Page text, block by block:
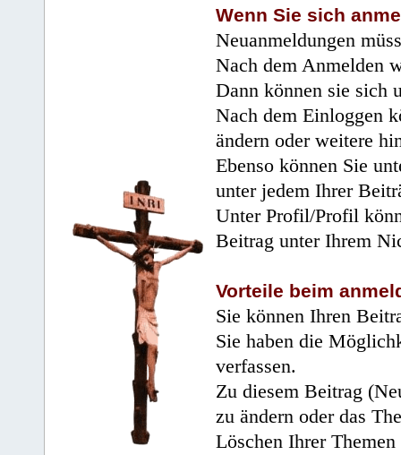
Wenn Sie sich
Neuanmeldungen
Nach dem Anmelden
Dann können sie sich
Nach dem Einloggen
ändern oder weitere
Ebenso können Sie
unter jedem Ihrer
Unter Profil/Profil
Beitrag unter Ihrem
Vorteile beim
Sie können Ihren
Sie haben die
verfassen.
Zu diesem Beitrag
zu ändern oder das
Löschen Ihrer